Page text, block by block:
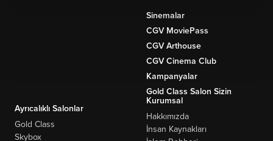
Sinemalar
CGV MoviePass
CGV Arthouse
CGV Cinema Club
Kampanyalar
Gold Class Salon Sizin
Ayrıcalıklı Salonlar
Gold Class
Skybox
Kurumsal
Hakkımızda
İnsan Kaynakları